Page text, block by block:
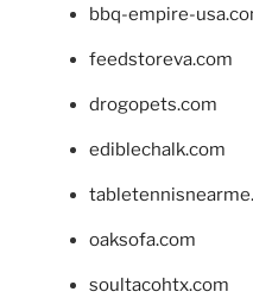
bbq-empire-
feedstoreva.com
drogopets.com
ediblechalk.com
oaksofa.com
soultacohtx.com